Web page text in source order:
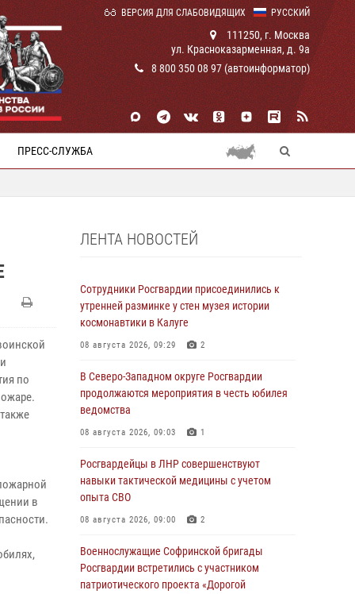
РУССКИЙ
ВЕРСИЯ ДЛЯ СЛАБОВИДЯЩИХ
111250, г. Москва
ул. Красноказарменная, д. 9а
8 800 350 08 97 (автоинформатор)
ПРЕСС-СЛУЖБА
по
в
ЛЕНТА НОВОСТЕЙ
Сотрудники Росгвардии присоединились к
утренней разминке у стен музея истории
космонавтики в Калуге
08 августа 2026, 09:29 2
В Северо-Западном округе Росгвардии
продолжаются мероприятия в честь юбилея
ведомства
08 августа 2026, 09:03 1
Росгвардейцы в ЛНР совершенствуют
навыки тактической медицины с учетом
опыта СВО
08 августа 2026, 09:00 2
Военнослужащие Софринской бригады
Росгвардии встретились с участником
патриотического проекта «Дорогой